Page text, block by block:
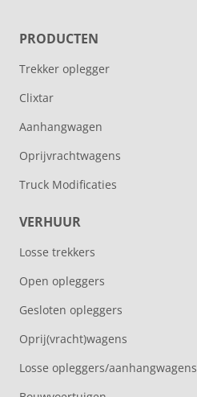
PRODUCTEN
Trekker oplegger
Clixtar
Aanhangwagen
Oprijvrachtwagens
Truck Modificaties
VERHUUR
Losse trekkers
Open opleggers
Gesloten opleggers
Oprij(vracht)wagens
Losse opleggers/aanhangwagens